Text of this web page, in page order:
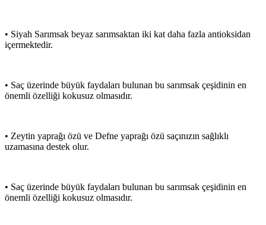
• Siyah Sarımsak beyaz sarımsaktan iki kat daha fazla antioksidan
içermektedir.
• Saç üzerinde büyük faydaları bulunan bu sarımsak çeşidinin en
önemli özelliği kokusuz olmasıdır.
• Zeytin yaprağı özü ve Defne yaprağı özü saçınızın sağlıklı
uzamasına destek olur.
• Saç üzerinde büyük faydaları bulunan bu sarımsak çeşidinin en
önemli özelliği kokusuz olmasıdır.